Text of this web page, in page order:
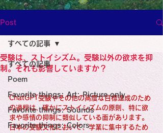
the God of Light Resides"
Medicine Specialist
Specialist
Wide Blog
Medicine
Religion
Post
すべての記事
Poem
Favorite things: Art: Picture only
Favorite things: Sounds
Favorite things: Colors
すべての記事
受験は、ストイシズム。受験以外の欲求を抑
制。それも影響していますか？
ChatGPT受験やその他の高度な目標達成のため
の過程は、確かにストイシズムの原則、特に欲
求や感情の抑制に類似している面があります。
日本の受験文化において、学業に集中するため